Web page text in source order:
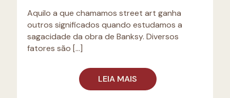
Aquilo a que chamamos street art ganha
outros significados quando estudamos a
sagacidade da obra de Banksy. Diversos
fatores são […]
LEIA MAIS